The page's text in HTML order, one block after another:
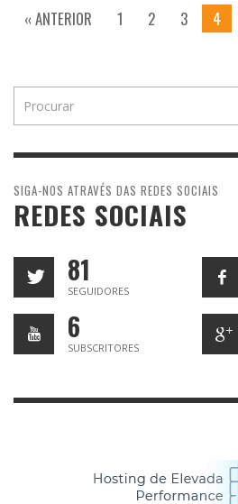
« ANTERIOR 1 2 3 4
SIGA-NOS ATRAVÉS DAS REDES SOCIAIS
REDES SOCIAIS
81
SEGUIDORES
6
SUBSCRITORES